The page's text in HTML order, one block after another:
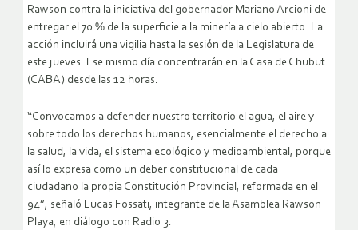
Rawson contra la iniciativa del gobernador Mariano Arcioni de
entregar el 70 % de la superficie a la minería a cielo abierto. La
acción incluirá una vigilia hasta la sesión de la Legislatura de
este jueves. Ese mismo día concentrarán en la Casa de Chubut
(CABA) desde las 12 horas.
“Convocamos a defender nuestro territorio el agua, el aire y
sobre todo los derechos humanos, esencialmente el derecho a
la salud, la vida, el sistema ecológico y medioambiental, porque
así lo expresa como un deber constitucional de cada
ciudadano la propia Constitución Provincial, reformada en el
94”, señaló Lucas Fossati, integrante de la Asamblea Rawson
Playa, en diálogo con Radio 3.